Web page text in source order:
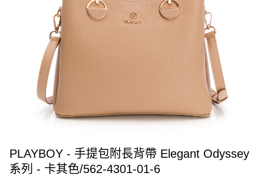
PLAYBOY - 手提包附長背帶 Elegant Odyssey
系列 - 卡其色/562-4301-01-6